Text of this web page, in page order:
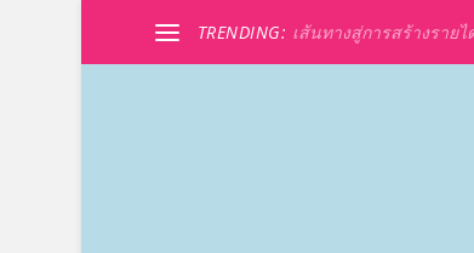
TRENDING: เส้นทางสู่การสร้างราย